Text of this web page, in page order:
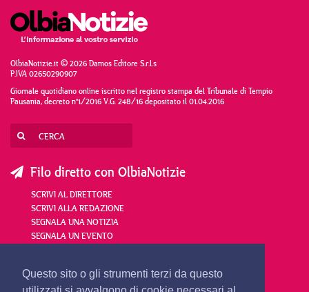
Questo sito o gli strumenti terzi da questo
OlbiaNotizie.it © 2026 Damos Editore S.r.l.s
P.IVA 02650290907
Giornale quotidiano online iscritto nel registro stampa del Tribunale di Tempio
Pausania, decreto n°1/2016 V.G. 248/16 depositato il 01.04.2016
Filo diretto con OlbiaNotizie
SCRIVI AL DIRETTORE
SCRIVI ALLA REDAZIONE
SEGNALA UNA NOTIZIA
SEGNALA UN EVENTO
redazione@olbianotizie.it